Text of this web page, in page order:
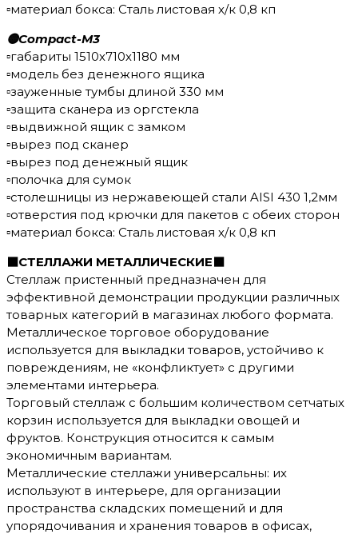
▫️материал бокса: Сталь листовая х/к 0,8 кп
🟡Compact-M3
▫️габариты 1510х710х1180 мм
▫️модель без денежного ящика
▫️зауженные тумбы длиной 330 мм
▫️защита сканера из оргстекла
▫️выдвижной ящик с замком
▫️вырез под сканер
▫️вырез под денежный ящик
▫️полочка для сумок
▫️столешницы из нержавеющей стали AISI 430 1,2мм
▫️отверстия под крючки для пакетов с обеих сторон
▫️материал бокса: Сталь листовая х/к 0,8 кп
⬛️СТЕЛЛАЖИ МЕТАЛЛИЧЕСКИЕ⬛️
Стеллаж пристенный предназначен для
эффективной демонстрации продукции различных
товарных категорий в магазинах любого формата.
Металлическое торговое оборудование
используется для выкладки товаров, устойчиво к
повреждениям, не «конфликтует» с другими
элементами интерьера.
Торговый стеллаж с большим количеством сетчатых
корзин используется для выкладки овощей и
фруктов. Конструкция относится к самым
экономичным вариантам.
Металлические стеллажи универсальны: их
используют в интерьере, для организации
пространства складских помещений и для
упорядочивания и хранения товаров в офисах,